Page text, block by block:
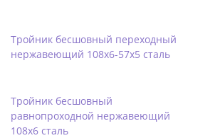
Тройник бесшовный переходный
нержавеющий 108х6-57х5 сталь
Тройник бесшовный
равнопроходной нержавеющий
108х6 сталь